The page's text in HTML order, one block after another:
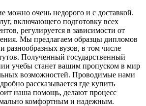
можно очень недорого и с доставкой.
включающего подготовку всех
регулируется в зависимости от
Мы предлагаем образцы дипломов
разнообразных вузов, в том числе
Полученный государственный
учебы станет вашим пропуском в мир
возможностей. Проводимые нами
рассказывается где купить
наша помощь, делают процесс
комфортным и надежным.